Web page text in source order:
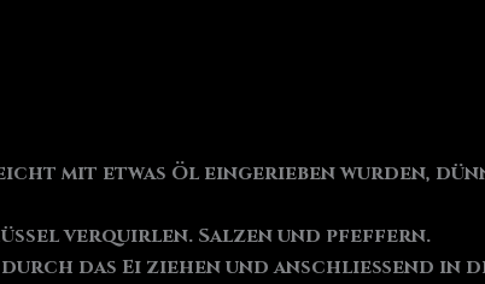
mit etwas Öl eingerieben wurden,
verquirlen. Salzen und pfeffern.
das Ei ziehen und anschließend in